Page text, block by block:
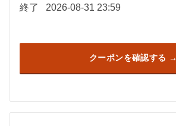
終了
2026-08-31 23:59
クーポンを確認する